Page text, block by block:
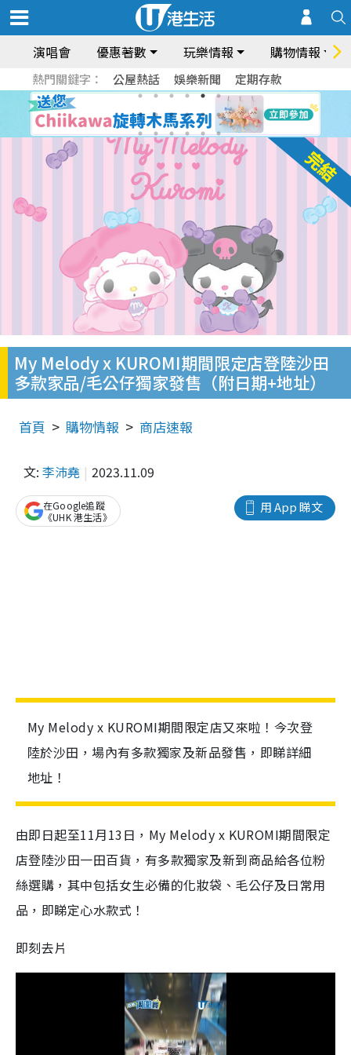
演唱會 優惠著數 玩樂情報 購物情報
熱門關鍵字： 公屋熱話 娛樂新聞 定期存款
My Melody x KUROMI期間限定店登陸沙田
多款家品/毛公仔獨家發售（附日期+地址）
首頁 購物情報 商店速報
文: 李沛堯 2023.11.09
用 App 睇文
在Google追蹤
《UHK 港生活》
My Melody x KUROMI期間限定店又來啦！今次登
陸於沙田，場內有多款獨家及新品發售，即睇詳細
地址！
由即日起至11月13日，My Melody x KUROMI期間限定
店登陸沙田一田百貨，有多款獨家及新到商品給各位粉
絲選購，其中包括女生必備的化妝袋、毛公仔及日常用
品，即睇定心水款式！
即刻去片